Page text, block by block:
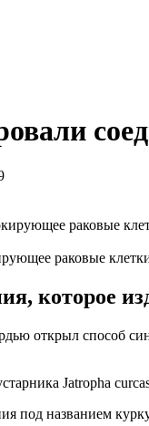
раковые
которое
способ
Jatropha
под названием